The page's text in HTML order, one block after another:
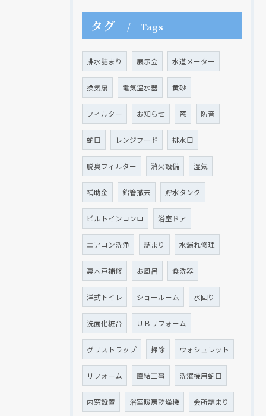
タグ Tags
排水詰まり 展示会 水道メーター
換気扇 電気温水器 黄砂
フィルター お知らせ 窓 防音
蛇口 レンジフード 排水口
脱臭フィルター 消火設備 湿気
補助金 鉛管撤去 貯水タンク
ビルトインコンロ 浴室ドア
エアコン洗浄 詰まり 水漏れ修理
裏木戸補修 お風呂 食洗器
洋式トイレ ショールーム 水回り
洗面化粧台 ＵＢリフォーム
グリストラップ 掃除 ウォシュレット
リフォーム 直結工事 洗濯機用蛇口
内窓設置 浴室暖房乾燥機 会所詰まり
現在、新聞に入っている折込チラシです。
クリックでチラシのページにジャンプします
現在、新聞に入っている折込チラシです。
クリックでチラシのページにジャンプします